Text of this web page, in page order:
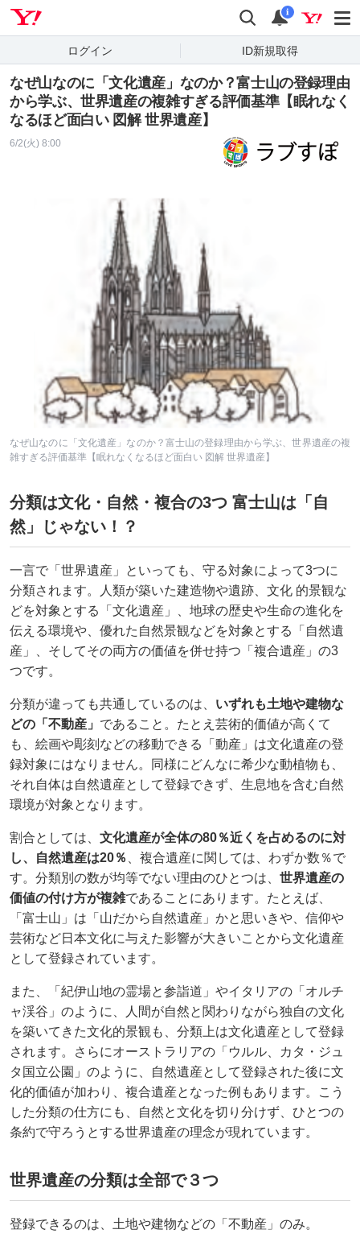
検索 通知
i
ログイン ID新規取得
なぜ山なのに「文化遺産」なのか？富士山の登録理由
から学ぶ、世界遺産の複雑すぎる評価基準【眠れなく
なるほど面白い 図解 世界遺産】
6/2(火) 8:00
なぜ山なのに「文化遺産」なのか？富士山の登録理由から学ぶ、世界遺産の複
雑すぎる評価基準【眠れなくなるほど面白い 図解 世界遺産】
分類は文化・自然・複合の3つ 富士山は「自
然」じゃない！？
一言で「世界遺産」といっても、守る対象によって3つに
分類されます。人類が築いた建造物や遺跡、文化 的景観な
どを対象とする「文化遺産」、地球の歴史や生命の進化を
伝える環境や、優れた自然景観などを対象とする「自然遺
産」、そしてその両方の価値を併せ持つ「複合遺産」の3
つです。
分類が違っても共通しているのは、 いずれも土地や建物な
どの「不動産」 であること。たとえ芸術的価値が高くて
も、絵画や彫刻などの移動できる「動産」は文化遺産の登
録対象にはなりません。同様にどんなに希少な動植物も、
それ自体は自然遺産として登録できず、生息地を含む自然
環境が対象となります。
割合としては、 文化遺産が全体の80％近くを占めるのに対
し、自然遺産は20％
、複合遺産に関しては、わずか数％で
す。分類別の数が均等でない理由のひとつは、 世界遺産の
価値の付け方が複雑であることにあります。たとえば、
「富士山」は「山だから自然遺産」かと思いきや、信仰や
芸術など日本文化に与えた影響が大きいことから文化遺産
として登録されています。
また、「紀伊山地の霊場と参詣道」やイタリアの「オルチ
ャ渓谷」のように、人間が自然と関わりながら独自の文化
を築いてきた文化的景観も、分類上は文化遺産として登録
されます。さらにオーストラリアの「ウルル、カタ・ジュ
タ国立公園」のように、自然遺産として登録された後に文
化的価値が加わり、複合遺産となった例もあります。こう
した分類の仕方にも、自然と文化を切り分けず、ひとつの
条約で守ろうとする世界遺産の理念が現れています。
世界遺産の分類は全部で３つ
登録できるのは、土地や建物などの「不動産」のみ。